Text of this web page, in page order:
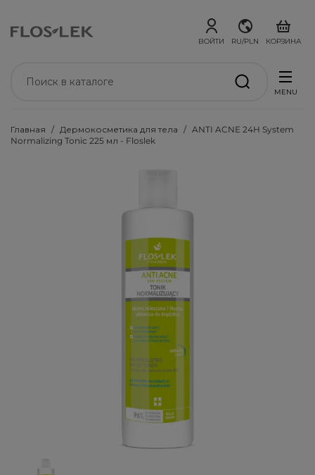
ВОЙТИ RU/PLN КОРЗИНА
MENU
Главная Дермокосметика для тела
ANTI ACNE 24H System
Normalizing Tonic 225 мл - Floslek